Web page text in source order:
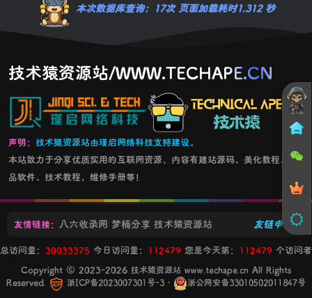
本次数据库查询：17次 页面加载耗时1.312 秒
技术猿资源站/WWW.TECHAPE.CN
声明： 技术猿资源站由瑾启网络科技支持建设。
本站致力于分享优质实用的互联网资源，内容有建站源码、美化教程、精
品软件、技术教程，维修手册等！
友链申请+
友情链接： 八六收录网 梦楠分享 技术猿资源站
总访问量： 30033375 今日访问量： 112479 您是今天第： 112479 个访问者
Copyright © 2023-2026 技术猿资源站 www.techape.cn All Rights
Reserved.
浙ICP备2023007301号-3 ・ 浙公网安备33010502011847号